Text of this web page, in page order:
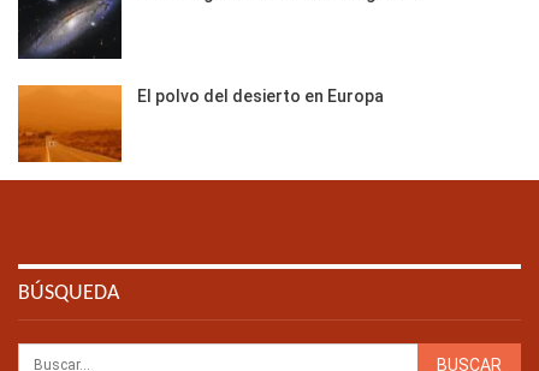
El polvo del desierto en Europa
BÚSQUEDA